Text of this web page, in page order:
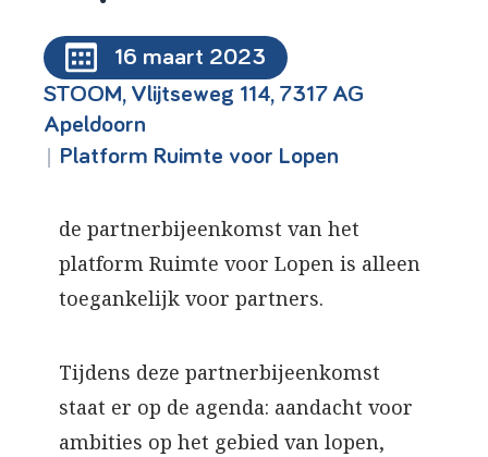
16 maart 2023
STOOM, Vlijtseweg 114, 7317 AG
Apeldoorn
| Platform Ruimte voor Lopen
de partnerbijeenkomst van het
platform Ruimte voor Lopen is alleen
toegankelijk voor partners.
Tijdens deze partnerbijeenkomst
staat er op de agenda: aandacht voor
ambities op het gebied van lopen,